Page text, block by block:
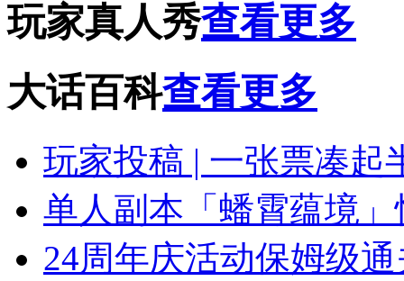
玩家真人秀查看更多
大话百科查看更多
玩家投稿 | 一张票凑起
单人副本「蟠霄蕴境
24周年庆活动保姆级